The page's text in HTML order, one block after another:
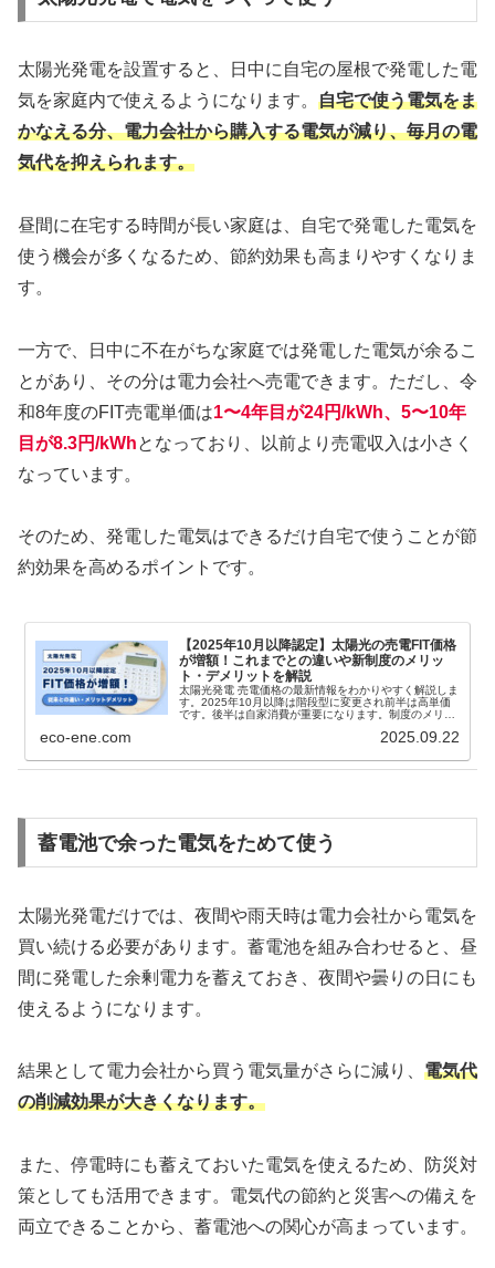
太陽光発電を設置すると、日中に自宅の屋根で発電した電
気を家庭内で使えるようになります。 自宅で使う電気をま
かなえる分、電力会社から購入する電気が減り、毎月の電
気代を抑えられます。
昼間に在宅する時間が長い家庭は、自宅で発電した電気を
使う機会が多くなるため、節約効果も高まりやすくなりま
す。
一方で、日中に不在がちな家庭では発電した電気が余るこ
とがあり、その分は電力会社へ売電できます。ただし、令
和8年度のFIT売電単価は1〜4年目が24円/kWh、5〜10年
目が8.3円/kWhとなっており、以前より売電収入は小さく
なっています。
そのため、発電した電気はできるだけ自宅で使うことが節
約効果を高めるポイントです。
【2025年10月以降認定】太陽光の売電FIT価格
が増額！これまでとの違いや新制度のメリッ
ト・デメリットを解説
太陽光発電 売電価格の最新情報をわかりやすく解説しま
す。2025年10月以降は階段型に変更され前半は高単価
です。後半は自家消費が重要になります。制度のメリッ
ト「エコ×エネの相談窓口」で費用と回収年数を確認で
eco-ene.com 2025.09.22
蓄電池で余った電気をためて使う
太陽光発電だけでは、夜間や雨天時は電力会社から電気を
買い続ける必要があります。蓄電池を組み合わせると、昼
間に発電した余剰電力を蓄えておき、夜間や曇りの日にも
使えるようになります。
結果として電力会社から買う電気量がさらに減り、 電気代
の削減効果が大きくなります。
また、停電時にも蓄えておいた電気を使えるため、防災対
策としても活用できます。電気代の節約と災害への備えを
両立できることから、蓄電池への関心が高まっています。